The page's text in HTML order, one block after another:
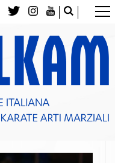
e Tesseramenti
più di 100 atleti